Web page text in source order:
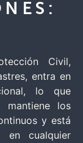
Civil,
entra en
lo que
mantiene los
y está
en cualquier